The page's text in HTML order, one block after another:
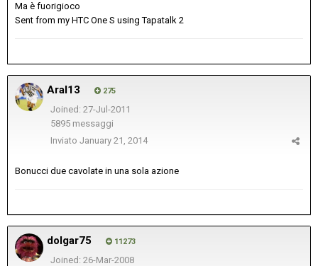
Ma è fuorigioco
Sent from my HTC One S using Tapatalk 2
Aral13 275
Joined: 27-Jul-2011
5895 messaggi
Inviato January 21, 2014
Bonucci due cavolate in una sola azione
dolgar75 11273
Joined: 26-Mar-2008